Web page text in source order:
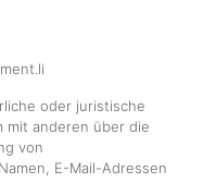
oder juristische
mit anderen über die
von
E-Mail-Adressen